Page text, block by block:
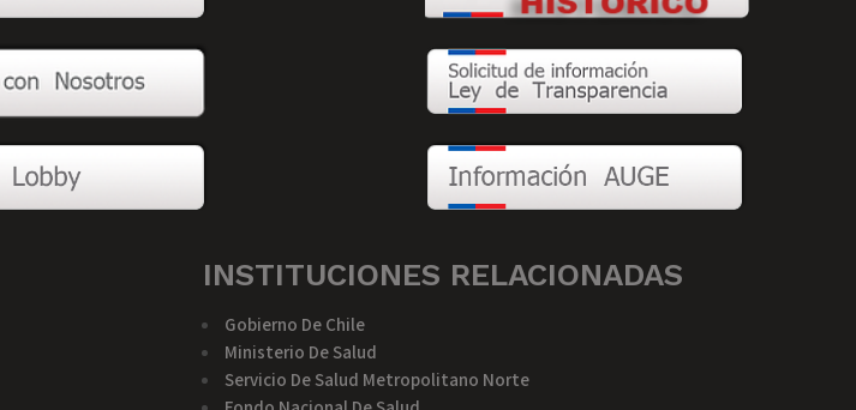
INSTITUCIONES RELACIONADAS
Gobierno De Chile
Ministerio De Salud
Servicio De Salud Metropolitano Norte